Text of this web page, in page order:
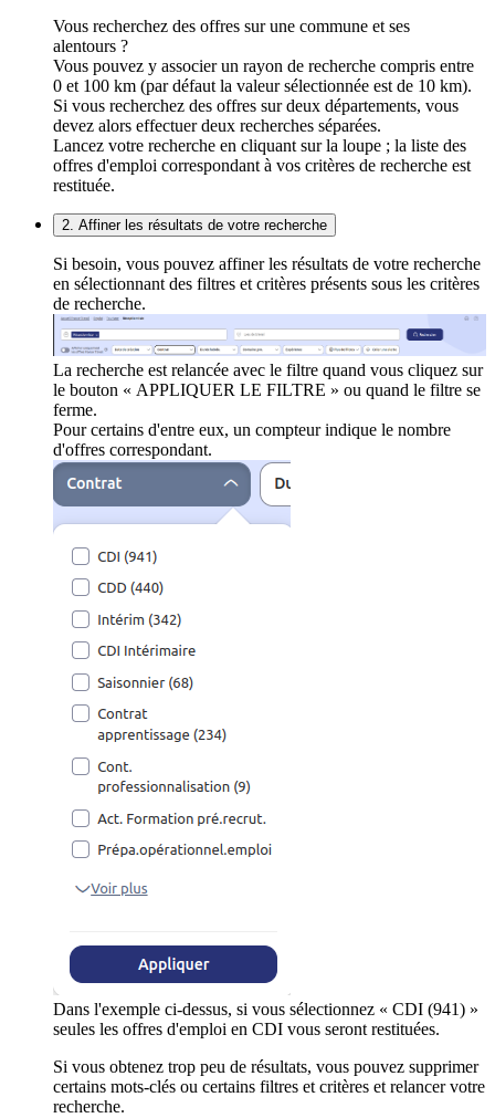
Vous recherchez des offres sur une commune et ses
alentours ?
Vous pouvez y associer un rayon de recherche compris entre
0 et 100 km (par défaut la valeur sélectionnée est de 10 km).
Si vous recherchez des offres sur deux départements, vous
devez alors effectuer deux recherches séparées.
Lancez votre recherche en cliquant sur la loupe ; la liste des
offres d'emploi correspondant à vos critères de recherche est
restituée.
2. Affiner les résultats de votre recherche
Si besoin, vous pouvez affiner les résultats de votre recherche
en sélectionnant des filtres et critères présents sous les critères
de recherche.
La recherche est relancée avec le filtre quand vous cliquez sur
le bouton « APPLIQUER LE FILTRE » ou quand le filtre se
ferme.
Pour certains d'entre eux, un compteur indique le nombre
d'offres correspondant.
Dans l'exemple ci-dessus, si vous sélectionnez « CDI (941) »
seules les offres d'emploi en CDI vous seront restituées.
Si vous obtenez trop peu de résultats, vous pouvez supprimer
certains mots-clés ou certains filtres et critères et relancer votre
recherche.